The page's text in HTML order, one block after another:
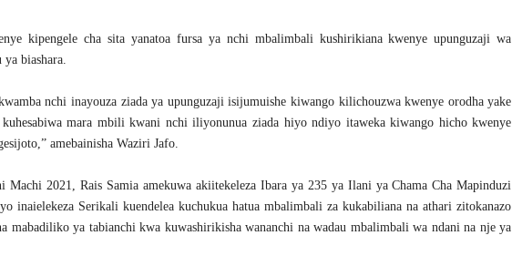
kipengele cha sita yanatoa fursa ya nchi mbalimbali kushirikiana kwenye upunguzaji wa
biashara.
nchi inayouza ziada ya upunguzaji isijumuishe kiwango kilichouzwa kwenye orodha yake
mara mbili kwani nchi iliyonunua ziada hiyo ndiyo itaweka kiwango hicho kwenye
amebainisha Waziri Jafo.
Machi 2021, Rais Samia amekuwa akiitekeleza Ibara ya 235 ya Ilani ya Chama Cha Mapinduzi
inaielekeza Serikali kuendelea kuchukua hatua mbalimbali za kukabiliana na athari zitokanazo
mabadiliko ya tabianchi kwa kuwashirikisha wananchi na wadau mbalimbali wa ndani na nje ya